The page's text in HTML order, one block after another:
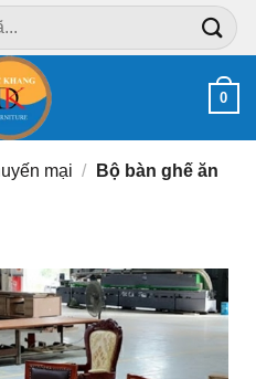
0
mại /
Bộ bàn ghế ăn